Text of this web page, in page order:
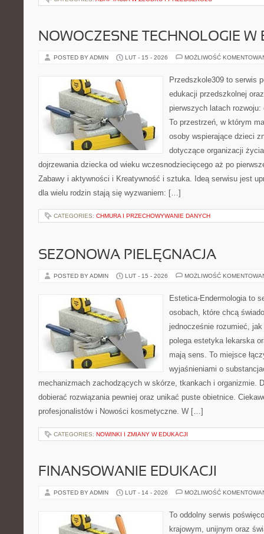
NOWOCZESNE TECHNOLOGIE W
POSTED BY ADMIN LUT - 15 - 2026 MOŻLIWOŚĆ
Przedszkole309 to serwis
edukacji przedszkolnej
pierwszych latach
To przestrzeń, w którym
osoby wspierające dzieci
dotyczące organizacji
dojrzewania dziecka od wieku wczesnodziecięcego aż po
Zabawy i aktywności i Kreatywność i sztuka. Ideą serwisu jest
dla wielu rodzin stają się wyzwaniem: […]
CATEGORIES: CHMURA I PRZECHOWYWANIE DANYCH
SEZONOWA PIELĘGNACJA
POSTED BY ADMIN LUT - 15 - 2026 MOŻLIWOŚĆ
Estetica-Endermologia to
osobach, które chcą
jednocześnie rozumieć,
polega estetyka lekarska
mają sens. To miejsce
wyjaśnieniami o
mechanizmach zachodzących w skórze, tkankach i organizmie.
dobierać rozwiązania pewniej oraz unikać puste obietnice.
profesjonalistów i Nowości kosmetyczne. W […]
CATEGORIES: NOWINKI I ZMIANY W EDUKACJI
FINANSOWANIE EDUKACJI
POSTED BY ADMIN LUT - 14 - 2026 MOŻLIWOŚĆ
To oddolny serwis
krajowym, unijnym oraz